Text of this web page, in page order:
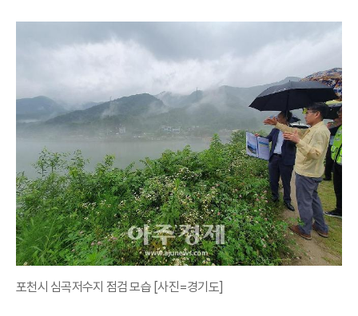
포천시 심곡저수지 점검 모습 [사진=경기도]